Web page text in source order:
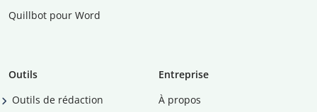
Quillbot pour Word
Outils
Outils de rédaction
Entreprise
À propos